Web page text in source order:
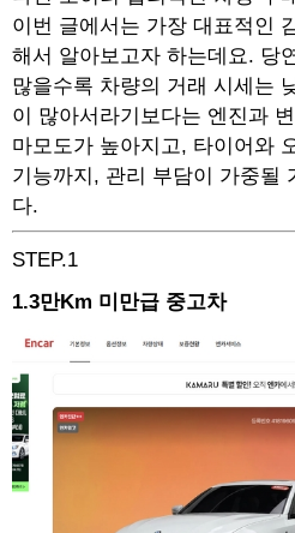
이번 글에서는 가장 대표적인
해서 알아보고자 하는데요. 당
많을수록 차량의 거래 시세는
이 많아서라기보다는 엔진과
마모도가 높아지고, 타이어와
기능까지, 관리 부담이 가중될
다.
STEP.1
1.3만Km 미만급 중고차